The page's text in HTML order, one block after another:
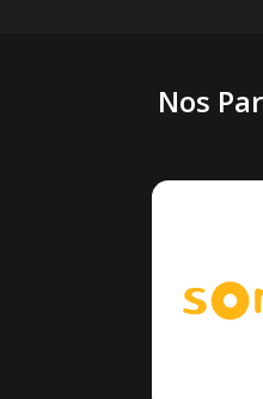
Nos